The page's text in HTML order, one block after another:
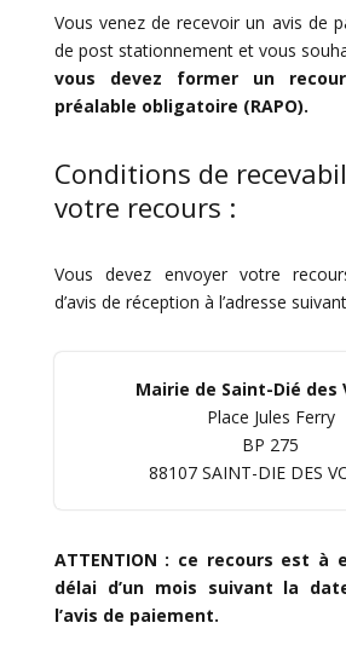
Vous venez de recevoir un avis de
de post stationnement et vous
vous devez former un
préalable obligatoire (RAPO).
Conditions de
votre recours :
Vous devez envoyer votre
d’avis de réception à l’adresse
Mairie de Saint-Dié des
Place Jules Ferry
BP 275
88107 SAINT-DIE DES
ATTENTION : ce recours est à
délai d’un mois suivant la
l’avis de paiement.